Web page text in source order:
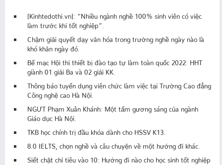
[Kinhtedothi.vn]: “Nhiều ngành nghề 100% sinh viên có việc
làm trước khi tốt nghiệp”.
Chậm giải quyết dạy văn hóa trong trường nghề ngày nào là
khó khăn ngày đó.
Bế mạc Hội thi thiết bị đào tạo tự làm toàn quốc 2022: HHT
giành 01 giải Ba và 02 giải KK.
Thông báo tuyển dụng viên chức làm việc tại Trường Cao đẳng
Công nghệ cao Hà Nội.
NGƯT Phạm Xuân Khánh: Một tấm gương sáng của ngành
Giáo dục Hà Nội.
TKB học chính trị đầu khóa dành cho HSSV K13.
8.0 IELTS, chọn nghề và câu chuyện về một hướng đi khác.
Siết chặt chỉ tiêu vào 10: Hướng đi nào cho học sinh tốt nghiệp